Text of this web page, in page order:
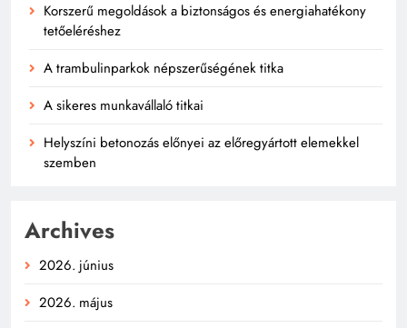
Korszerű megoldások a biztonságos és energiahatékony
tetőeléréshez
A trambulinparkok népszerűségének titka
A sikeres munkavállaló titkai
Helyszíni betonozás előnyei az előregyártott elemekkel
szemben
Archives
2026. június
2026. május